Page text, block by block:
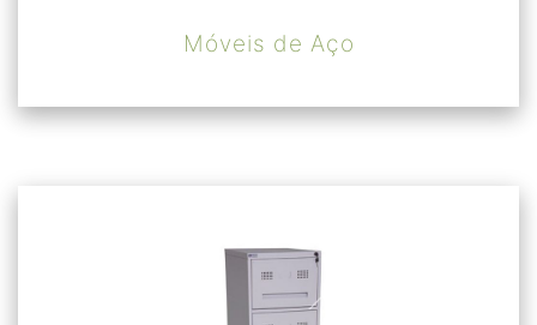
Móveis de Aço